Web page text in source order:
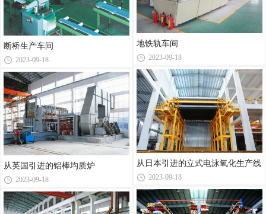
断桥生产车间
2023-09-18
从英国引进的铝棒均质炉
2023-09-18
地铁轨车间
2023-09-18
从日本引进的立式电泳氧化生产线
2023-09-18